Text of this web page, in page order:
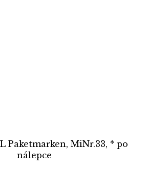
Paketmarken, MiNr.33, * po
nálepce